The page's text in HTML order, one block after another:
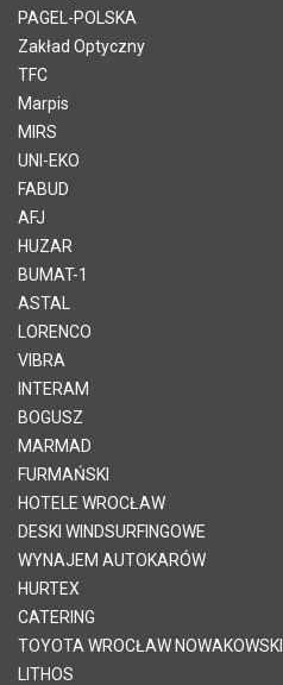
PAGEL-POLSKA
Zakład Optyczny
TFC
Marpis
MIRS
UNI-EKO
FABUD
AFJ
HUZAR
BUMAT-1
ASTAL
LORENCO
VIBRA
INTERAM
BOGUSZ
MARMAD
FURMAŃSKI
HOTELE WROCŁAW
DESKI WINDSURFINGOWE
WYNAJEM AUTOKARÓW
HURTEX
CATERING
TOYOTA WROCŁAW NOWAKOWSKI
LITHOS